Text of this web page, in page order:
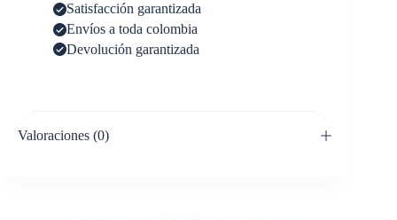
Satisfacción garantizada
Envíos a toda colombia
Devolución garantizada
Valoraciones (0)